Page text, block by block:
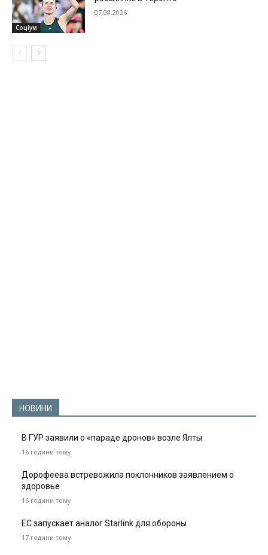
Соціум
07.08.2026
НОВИНИ
В ГУР заявили о «параде дронов» возле Ялты
16 години тому
Дорофеева встревожила поклонников заявлением о
здоровье
16 години тому
ЕС запускает аналог Starlink для обороны
17 години тому